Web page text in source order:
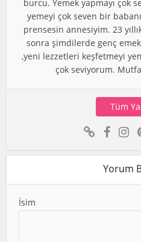
burcu. Yemek yapmayı çok
yemeyi çok seven bir
prensesin annesiyim. 23
sonra şimdilerde genç
,yeni lezzetleri keşfetmeyi
çok seviyorum.
Tüm
Yorum
İsim